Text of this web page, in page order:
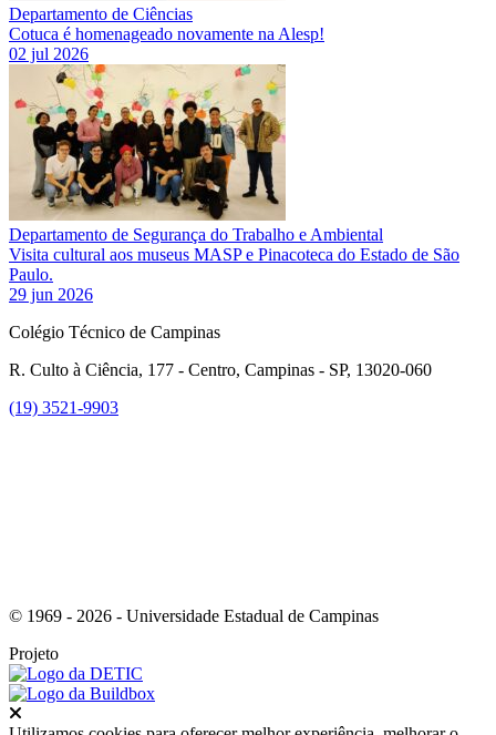
Departamento de Ciências
Cotuca é homenageado novamente na Alesp!
02 jul 2026
Departamento de Segurança do Trabalho e Ambiental
Visita cultural aos museus MASP e Pinacoteca do Estado de São
Paulo.
29 jun 2026
Colégio Técnico de Campinas
R. Culto à Ciência, 177 - Centro, Campinas - SP, 13020-060
(19) 3521-9903
© 1969 - 2026 - Universidade Estadual de Campinas
Projeto